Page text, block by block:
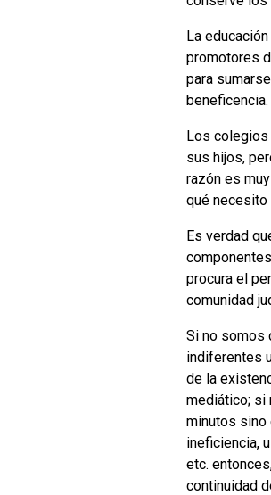
La
promotores
para
beneficencia.
Los colegios
sus hijos,
razón es
qué necesito
Es verdad
procura el
comunidad
Si no somos
indiferentes
de la
mediático; si
minutos sino
ineficiencia,
etc.
continuidad